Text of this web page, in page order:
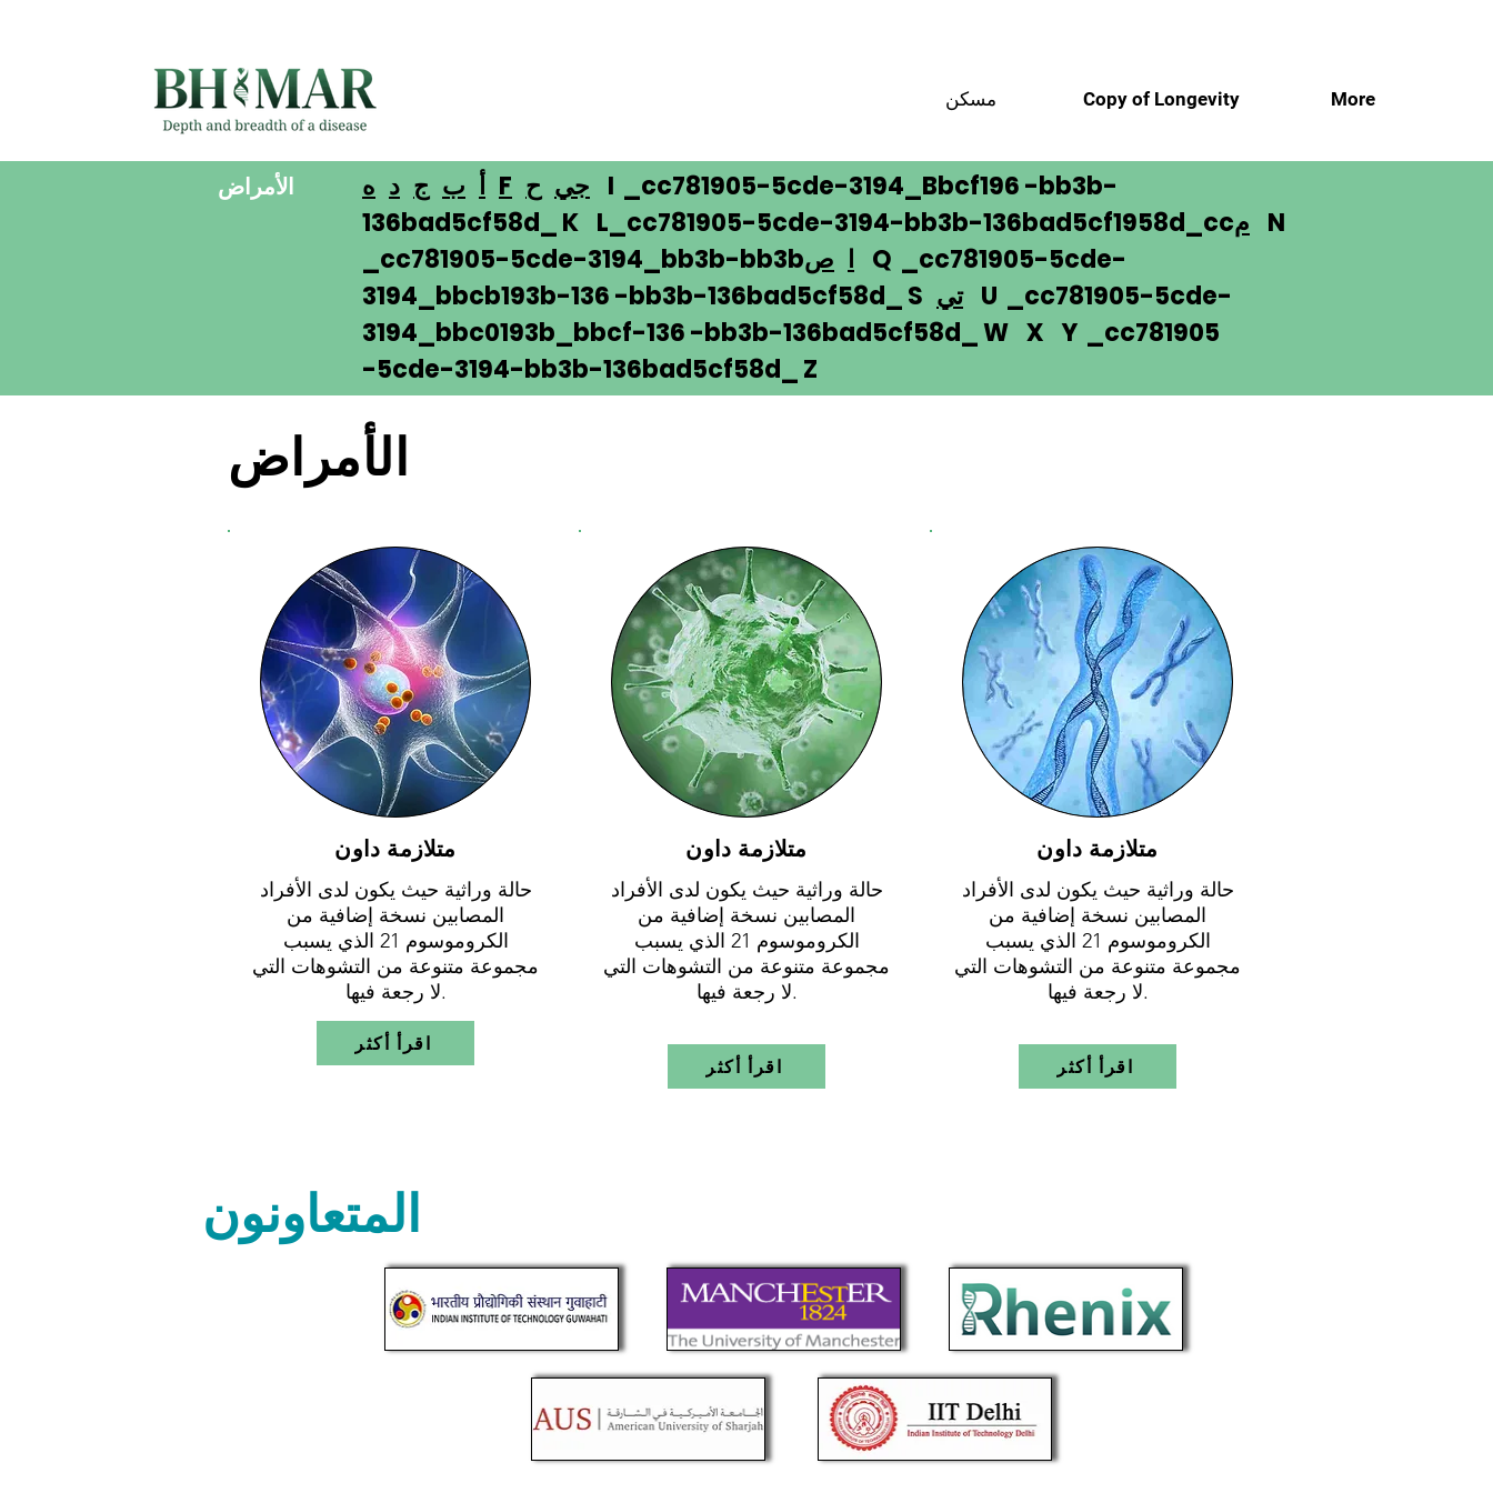
مسكن Copy of Longevity More
الأمراض أ ب ج د ه F جي ح
I _cc781905-5cde-3194_Bbcf196 -bb3b-
136bad5cf58d_ K L_cc781905-5cde-3194-bb3b-136bad5cf1958d_ccم N
_cc781905-5cde-3194_bb3b-bb3b
ا ص
Q _cc781905-5cde-
3194_bbcb193b-136 -bb3b-136bad5cf58d_ S تيU _cc781905-5cde-
3194_bbc0193b_bbcf-136 -bb3b-136bad5cf58d_ W X Y _cc781905
-5cde-3194-bb3b-136bad5cf58d_ Z
الأمراض
متلازمة داون
حالة وراثية حيث يكون لدى الأفراد
المصابين نسخة إضافية من
الكروموسوم 21 الذي يسبب
مجموعة متنوعة من التشوهات التي
لا رجعة فيها.
اقرأ أكثر
متلازمة داون
حالة وراثية حيث يكون لدى الأفراد
المصابين نسخة إضافية من
الكروموسوم 21 الذي يسبب
مجموعة متنوعة من التشوهات التي
لا رجعة فيها.
اقرأ أكثر
متلازمة داون
حالة وراثية حيث يكون لدى الأفراد
المصابين نسخة إضافية من
الكروموسوم 21 الذي يسبب
مجموعة متنوعة من التشوهات التي
لا رجعة فيها.
اقرأ أكثر
المتعاونون